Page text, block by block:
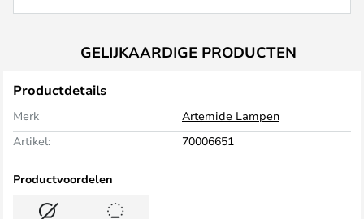
GELIJKAARDIGE PRODUCTEN
Productdetails
Merk
Artemide Lampen
Artikel:
70006651
Productvoordelen